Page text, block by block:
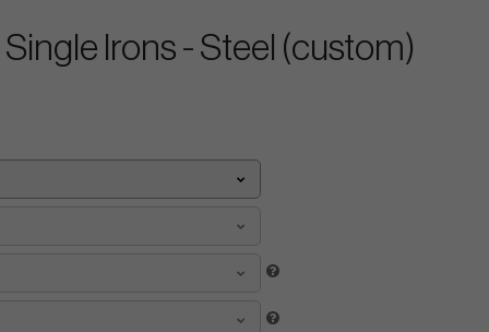
Irons - Steel (custom)